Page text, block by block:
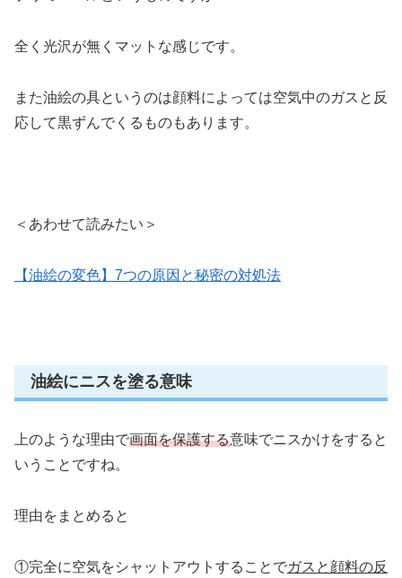
全く光沢が無くマットな感じです。
また油絵の具というのは顔料によっては空気中のガスと反
応して黒ずんでくるものもあります。
＜あわせて読みたい＞
【油絵の変色】7つの原因と秘密の対処法
油絵にニスを塗る意味
上のような理由で画面を保護する意味でニスかけをすると
いうことですね。
理由をまとめると
①完全に空気をシャットアウトすることでガスと顔料の反